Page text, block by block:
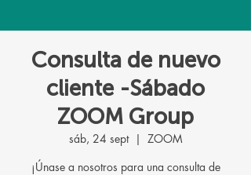
Consulta de nuevo
cliente -Sábado
ZOOM Group
sáb, 24 sept
  |
ZOOM
¡Únase a nosotros para una consulta de